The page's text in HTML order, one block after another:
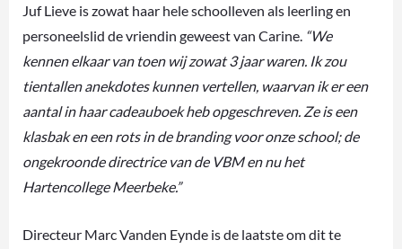
Juf Lieve is zowat haar hele schoolleven als leerling en
personeelslid de vriendin geweest van Carine. “We
kennen elkaar van toen wij zowat 3 jaar waren. Ik zou
tientallen anekdotes kunnen vertellen, waarvan ik er een
aantal in haar cadeauboek heb opgeschreven. Ze is een
klasbak en een rots in de branding voor onze school; de
ongekroonde directrice van de VBM en nu het
Hartencollege Meerbeke.”
Directeur Marc Vanden Eynde is de laatste om dit te